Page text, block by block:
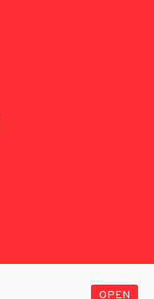
No text andOPEN